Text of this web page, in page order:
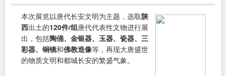
本次展览以唐代长安文明为主题，选取陕
西出土的120件/组唐代代表性文物进行展
出，包括陶俑、金银器、玉器、瓷器、三
彩器、铜镜和佛教造像等，再现大唐盛世
的物质文明和都城长安的繁盛气象。